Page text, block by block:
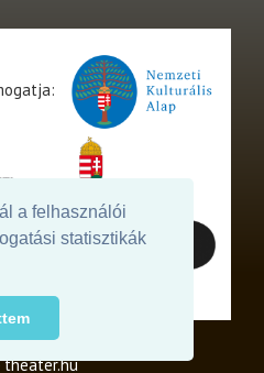
a felhasználói
statisztikák
theater.hu